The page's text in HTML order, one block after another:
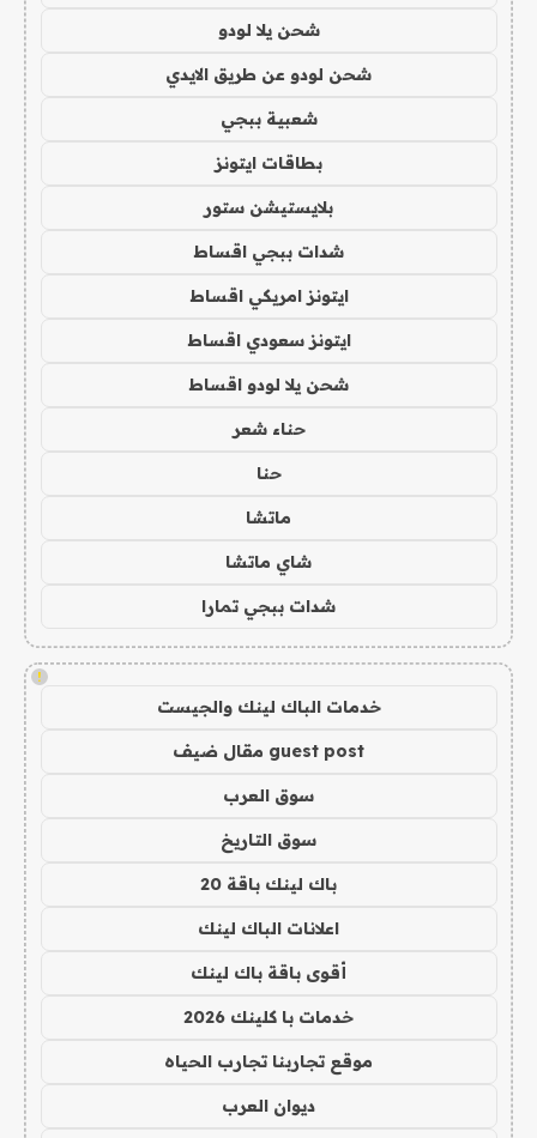
شحن يلا لودو
شحن لودو عن طريق الايدي
شعبية ببجي
بطاقات ايتونز
بلايستيشن ستور
شدات ببجي اقساط
ايتونز امريكي اقساط
ايتونز سعودي اقساط
شحن يلا لودو اقساط
حناء شعر
حنا
ماتشا
شاي ماتشا
شدات ببجي تمارا
!
خدمات الباك لينك والجيست
guest post مقال ضيف
سوق العرب
سوق التاريخ
باك لينك باقة 20
اعلانات الباك لينك
أقوى باقة باك لينك
خدمات با كلينك 2026
موقع تجاربنا تجارب الحياه
ديوان العرب